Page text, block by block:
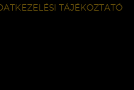
TÁJÉKOZTATÓ